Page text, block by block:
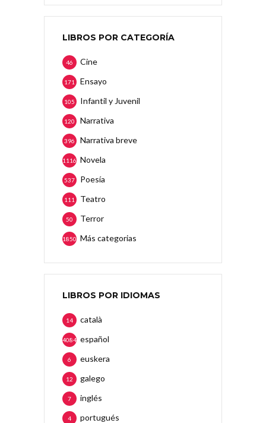
LIBROS POR CATEGORÍA
Cine
46
Ensayo
171
Infantil y Juvenil
105
Narrativa
120
Narrativa breve
396
Novela
1116
Poesía
537
Teatro
111
Terror
50
Más categorias
1850
LIBROS POR IDIOMAS
català
14
español
4084
euskera
6
galego
12
inglés
7
portugués
4